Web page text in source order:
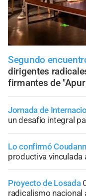
Segundo
dirigentes
firmantes de
Jornada de
un desafío integral
Lo confirmó
productiva vinculada
Proyecto de Losada
radicalismo nacional